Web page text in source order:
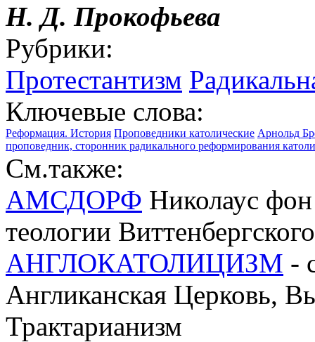
Н. Д. Прокофьева
Рубрики:
Протестантизм
Ключевые слова:
Реформация. История Проповедники католические Арнольд
проповедник, сторонник радикального реформирования
См.также:
АМСДОРФ Николаус
теологии
АНГЛОКАТОЛИЦИЗМ -
Англиканская Церковь,
Трактарианизм